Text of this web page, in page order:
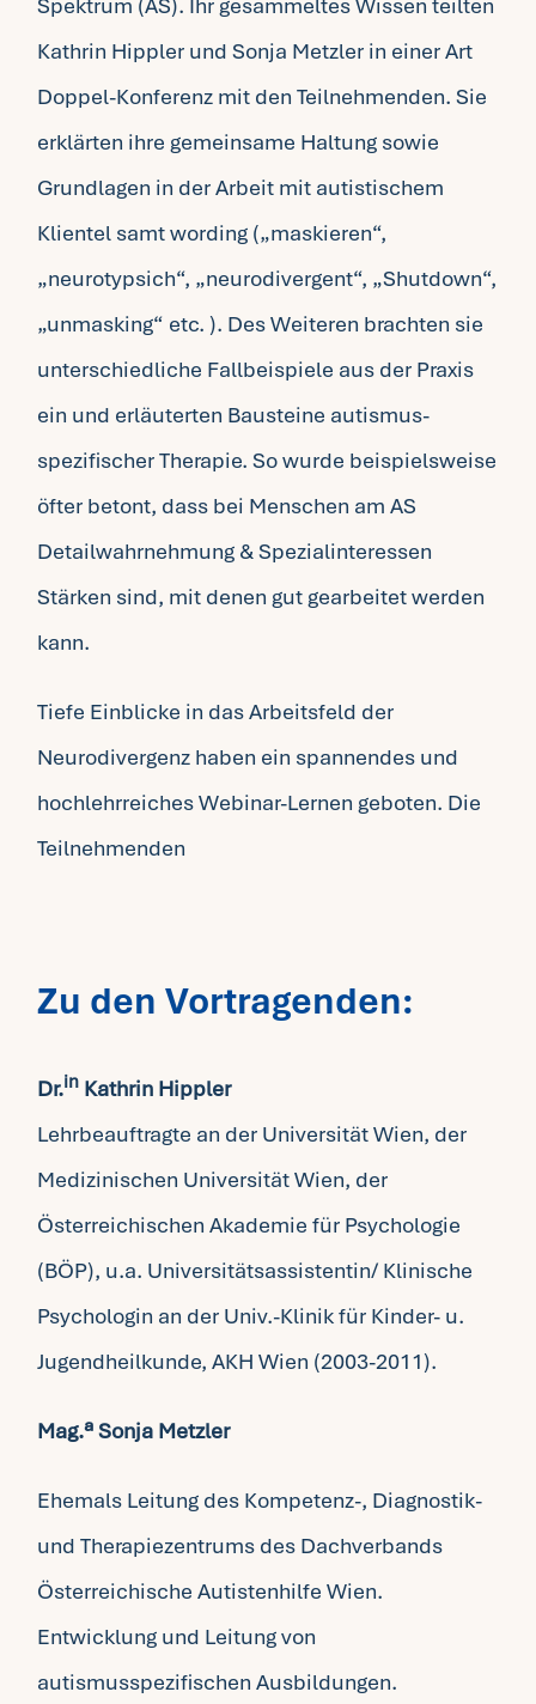
Kathrin Hippler und Sonja Metzler in einer Art
Doppel-Konferenz mit den Teilnehmenden. Sie
erklärten ihre gemeinsame Haltung sowie
Grundlagen in der Arbeit mit autistischem
Klientel samt wording („maskieren“,
„neurotypsich“, „neurodivergent“, „Shutdown“,
„unmasking“ etc. ). Des Weiteren brachten sie
unterschiedliche Fallbeispiele aus der Praxis
ein und erläuterten Bausteine autismus-
spezifischer Therapie. So wurde beispielsweise
öfter betont, dass bei Menschen am AS
Detailwahrnehmung & Spezialinteressen
Stärken sind, mit denen gut gearbeitet werden
kann.
Tiefe Einblicke in das Arbeitsfeld der
Neurodivergenz haben ein spannendes und
hochlehrreiches Webinar-Lernen geboten. Die
Teilnehmenden
Zu den Vortragenden:
Dr.in Kathrin Hippler
Lehrbeauftragte an der Universität Wien, der
Medizinischen Universität Wien, der
Österreichischen Akademie für Psychologie
(BÖP), u.a. Universitätsassistentin/ Klinische
Psychologin an der Univ.-Klinik für Kinder- u.
Jugendheilkunde, AKH Wien (2003-2011).
Mag.ª Sonja Metzler
Ehemals Leitung des Kompetenz-, Diagnostik-
und Therapiezentrums des Dachverbands
Österreichische Autistenhilfe Wien.
Entwicklung und Leitung von
autismusspezifischen Ausbildungen.